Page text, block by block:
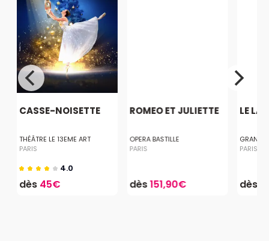
CASSE-NOISETTE
THÉÂTRE LE 13EME ART
PARIS
4.0
dès 45€
ROMEO ET JULIETTE
OPERA BASTILLE
PARIS
dès151,90€
LE
GRAND
PARIS
dès